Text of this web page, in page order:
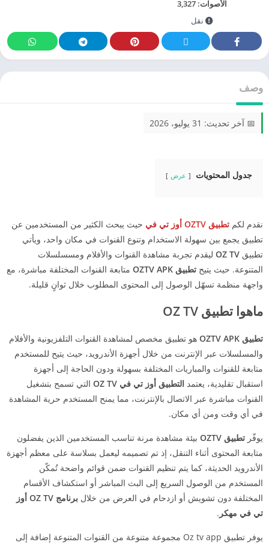
الأصوات:3,327
نقل
وصف
📅 آخر تحديث: 31 يوليو، 2026
جدول المحتويات عرض
نقدم لكم تطبيق OZTV أوز تي في
حيث يبحث الكثير من المستخدمين عن
تطبيق يجمع بين سهولة الاستخدام وتنوع القنوات في مكان واحد، ويأتي
تطبيق OZ TV ليقدم تجربة مشاهدة القنوات والأفلام ومسسلسلات
المتنوعة. حيث يتيح تطبيق OZTV APK
متابعة القنوات المختلفة مباشرة، مع
واجهة منظمة تسهّل الوصول إلى المحتوى المطلوب خلال ثوانٍ قليلة.
ماهوا تطبيق OZ TV
تطبيق OZTV APK
هو تطبيق مخصص لمشاهدة القنوات التلفزيونية والأفلام
والمسلسلات عبر الإنترنت من خلال أجهزة الأندرويد، حيث يتيح للمستخدم
متابعة للقنوات والمباريات المختلفة بسهولة ودون الحاجة إلى أجهزة
استقبال تقليدية، يعتمد التطبيق أوز تي في OZ TV
التي تسمح بتشغيل
القنوات مباشرة عبر الاتصال بالإنترنت، مما يمنح المستخدم حرية المشاهدة
في أي وقت ومن أي مكان.
يوفّر تطبيق OZTV
بيئة مشاهدة مرنة تناسب المستخدمين الذين يفضلون
متابعة المحتوى أثناء التنقل، إذ تم تصميمه ليعمل بسلاسة على معظم أجهزة
الأندرويد الحديثة، كما يتم تنظيم القنوات ضمن قوائم واضحة تُمكّن
المستخدم من الوصول السريع إلى البث المباشر أو استكشاف الأقسام
المختلفة دون تشويش أو ازدحام في العرض من خلال
برنامج OZ TV أوز
تي في مهكر .
يوفر تطبيق Oz tv app مجموعة متنوعة من القنوات المتنوعة إضافة إلى